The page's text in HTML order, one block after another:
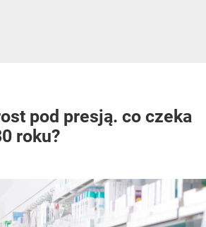
pod presją. co czeka
roku?